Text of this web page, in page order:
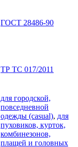
ГОСТ 28486-90
ТР ТС 017/2011
для городской,
повседневной
одежды (casual), для
пуховиков, курток,
комбинезонов,
плащей и головных